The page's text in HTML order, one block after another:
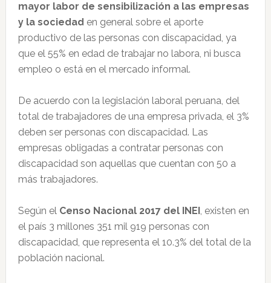
mayor labor de sensibilización a las empresas
y la sociedad en general sobre el aporte
productivo de las personas con discapacidad, ya
que el 55% en edad de trabajar no labora, ni busca
empleo o está en el mercado informal.
De acuerdo con la legislación laboral peruana, del
total de trabajadores de una empresa privada, el 3%
deben ser personas con discapacidad. Las
empresas obligadas a contratar personas con
discapacidad son aquellas que cuentan con 50 a
más trabajadores.
Según el Censo Nacional 2017 del INEI, existen en
el país 3 millones 351 mil 919 personas con
discapacidad, que representa el 10.3% del total de la
población nacional.